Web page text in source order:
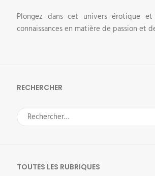
Plongez dans cet univers érotique et
connaissances en matière de passion et
RECHERCHER
Rechercher :
TOUTES LES RUBRIQUES